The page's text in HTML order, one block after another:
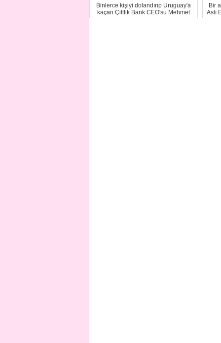
Binlerce kişiyi dolandırıp Uruguay'a
kaçan Çiftlik Bank CEO'su Mehmet
Bir
Aslı